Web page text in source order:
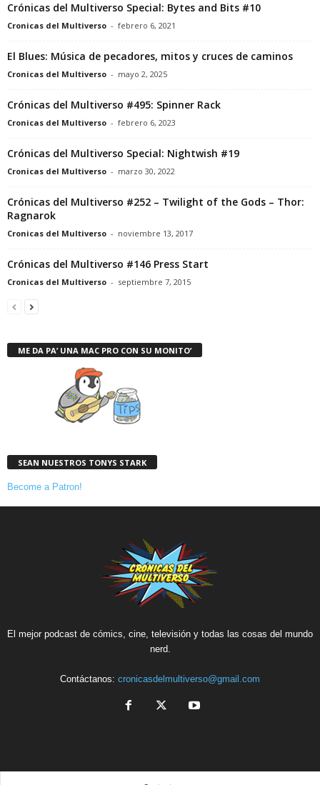
Crónicas del Multiverso Special: Bytes and Bits #10
Cronicas del Multiverso - febrero 6, 2021
El Blues: Música de pecadores, mitos y cruces de caminos
Cronicas del Multiverso - mayo 2, 2025
Crónicas del Multiverso #495: Spinner Rack
Cronicas del Multiverso - febrero 6, 2023
Crónicas del Multiverso Special: Nightwish #19
Cronicas del Multiverso - marzo 30, 2022
Crónicas del Multiverso #252 – Twilight of the Gods – Thor:
Ragnarok
Cronicas del Multiverso - noviembre 13, 2017
Crónicas del Multiverso #146 Press Start
Cronicas del Multiverso - septiembre 7, 2015
ME DA PA’ UNA MAC PRO CON SU MONITO’
SEAN NUESTROS TONYS STARK
Become a Patron!
El mejor podcast de cómics, cine, televisión y todas las cosas del mundo
nerd.
Contáctanos: cronicasdelmultiverso@gmail.com